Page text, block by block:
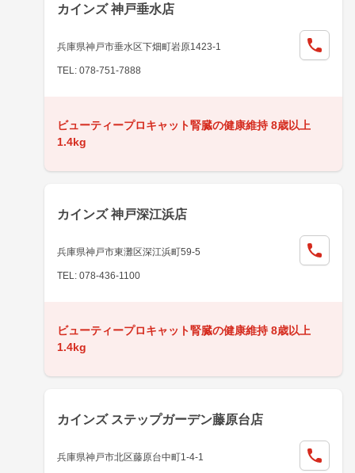
カインズ 神戸垂水店
兵庫県神戸市垂水区下畑町岩原1423-1
TEL: 078-751-7888
ビューティープロキャット腎臓の健康維持 8歳以上
1.4kg
カインズ 神戸深江浜店
兵庫県神戸市東灘区深江浜町59-5
TEL: 078-436-1100
ビューティープロキャット腎臓の健康維持 8歳以上
1.4kg
カインズ ステップガーデン藤原台店
兵庫県神戸市北区藤原台中町1-4-1